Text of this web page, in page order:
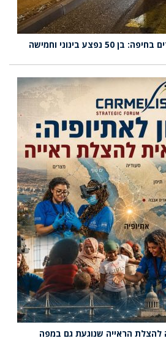
תאונה קשה ברחוב הגיבורים בחיפה: בן 50 נפצע בינוני וחמישה
להצלת הראייה שנוגעת גם במפה